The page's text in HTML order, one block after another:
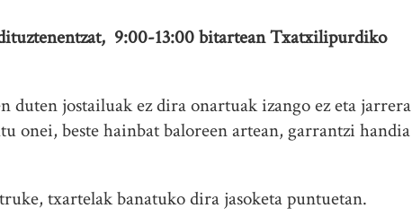
9:00-13:00 bitartean Txatxilipurdiko
jostailuak ez dira onartuak izango ez eta jarrera
onei, beste hainbat baloreen artean, garrantzi handia
txartelak banatuko dira jasoketa puntuetan.